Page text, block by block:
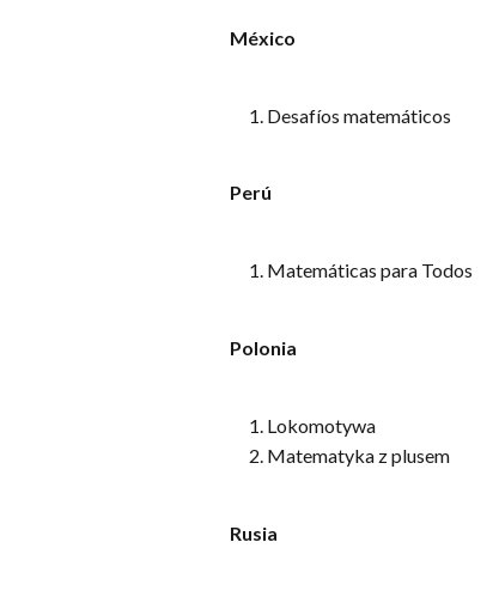
México
Desafíos matemáticos
Perú
Matemáticas para Todos
Polonia
Lokomotywa
Matematyka z plusem
Rusia